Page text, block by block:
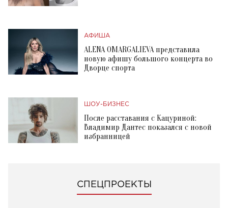
АФИША
ALENA OMARGALIEVA представила
новую афишу большого концерта во
Дворце спорта
ШОУ-БИЗНЕС
После расставания с Кацуриной:
Владимир Дантес показался с новой
избранницей
СПЕЦПРОЕКТЫ